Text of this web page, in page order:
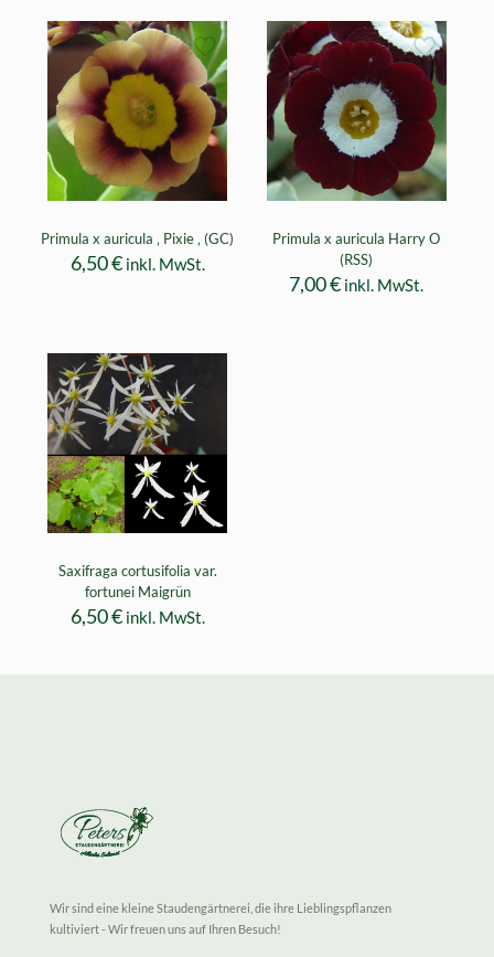
Primula x auricula ‚ Pixie ‚ (GC)
6,50€ inkl. MwSt.
Primula x auricula Harry O
(RSS)
7,00€ inkl. MwSt.
Saxifraga cortusifolia var.
fortunei Maigrün
6,50€ inkl. MwSt.
Wir sind eine kleine Staudengärtnerei, die ihre Lieblingspflanzen
kultiviert - Wir freuen uns auf Ihren Besuch!